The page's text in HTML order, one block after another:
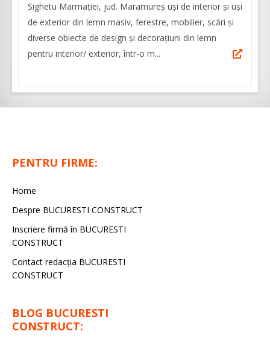
Sighetu Marmației, jud. Maramureș uși de interior și uși
de exterior din lemn masiv, ferestre, mobilier, scări și
diverse obiecte de design și decorațiuni din lemn
pentru interior/ exterior, într-o m...
PENTRU FIRME:
Home
Despre BUCURESTI CONSTRUCT
Inscriere firmă în BUCURESTI
CONSTRUCT
Contact redacţia BUCURESTI
CONSTRUCT
BLOG BUCURESTI
CONSTRUCT: